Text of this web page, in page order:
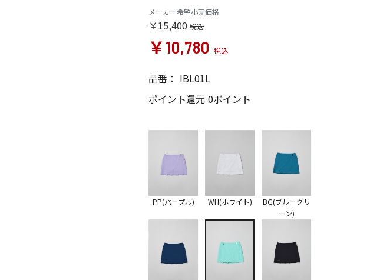
メーカー希望小売価格
￥15,400
￥10,780
品番： IBL01L
ポイント還元 0ポイント
PP(パープル) WH(ホワイト)
BG(ブルーグリ
ーン)